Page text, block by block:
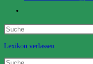
website
search
Lexikon verlassen